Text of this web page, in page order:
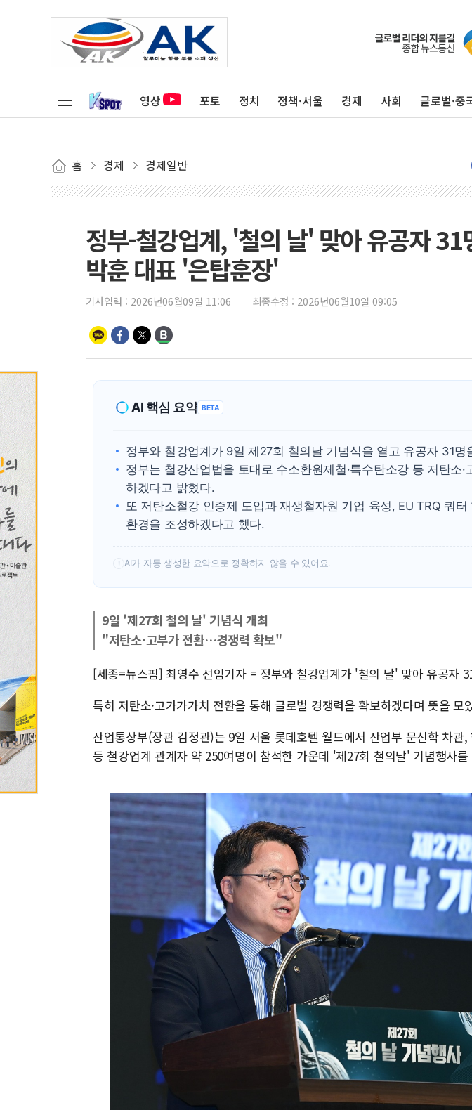
영상 포토 정치 정책·서울 경제 사회 글로벌·중
홈 경제 경제일반
정부-철강업계, '철의 날' 맞아 유공자
박훈 대표 '은탑훈장'
기사입력 : 2026년06월09일 11:06 최종수정 : 2026년06월10일 09:05
AI 핵심 요약 BETA
정부와 철강업계가 9일 제27회 철의날 기념식을 열고 유공자 31명
정부는 철강산업법을 토대로 수소환원제철·특수탄소강 등 저탄소·
하겠다고 밝혔다.
또 저탄소철강 인증제 도입과 재생철자원 기업 육성, EU TRQ 쿼
환경을 조성하겠다고 했다.
! AI가 자동 생성한 요약으로 정확하지 않을 수 있어요.
9일 '제27회 철의 날' 기념식 개최
"저탄소·고부가 전환…경쟁력 확보"
[세종=뉴스핌] 최영수 선임기자 = 정부와 철강업계가 '철의 날' 맞아 유공자
특히 저탄소·고가가가치 전환을 통해 글로벌 경쟁력을 확보하겠다며 뜻을 모
산업통상부(장관 김정관)는 9일 서울 롯데호텔 월드에서 산업부 문신학 차관
등 철강업계 관계자 약 250여명이 참석한 가운데 '제27회 철의날' 기념행사를